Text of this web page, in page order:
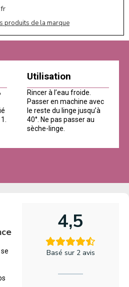
produits de la marque
Utilisation
Rincer à l’eau froide.
Passer en machine avec
le reste du linge jusqu’à
40°. Ne pas passer au
sèche-linge.
4,5
Basé sur 2 avis